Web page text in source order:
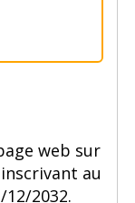
web sur
au
2032.